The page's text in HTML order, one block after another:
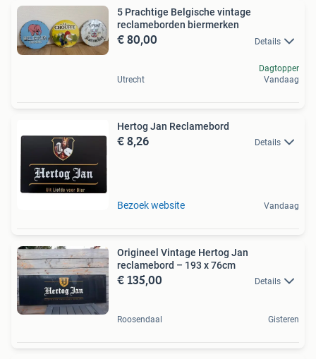
5 Prachtige Belgische vintage
reclameborden biermerken
€ 80,00 Details
Utrecht
Dagtopper
Vandaag
Hertog Jan Reclamebord
€ 8,26 Details
Bezoek website Vandaag
Origineel Vintage Hertog Jan
reclamebord – 193 x 76cm
€ 135,00 Details
Roosendaal Gisteren